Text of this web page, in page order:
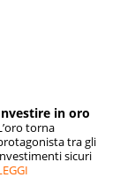
in oro
torna
tra gli
sicuri